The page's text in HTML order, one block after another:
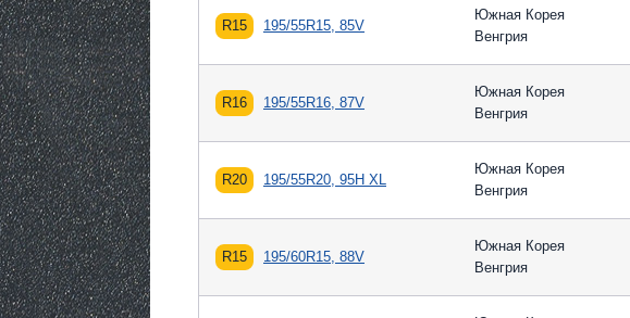
R15 195/55R15, 85V
Южная Корея
Венгрия
R16 195/55R16, 87V
Южная Корея
Венгрия
R20 195/55R20, 95H XL
Южная Корея
Венгрия
R15 195/60R15, 88V
Южная Корея
Венгрия